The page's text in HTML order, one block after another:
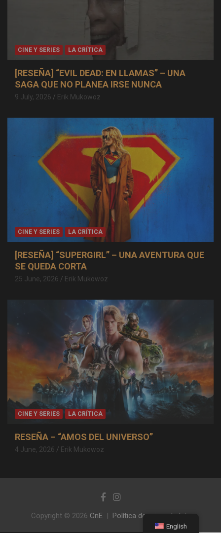
CINE Y SERIES LA CRÍTICA
[RESEÑA] “EVIL DEAD: EN LLAMAS” – UNA
SAGA QUE NO PLANEA IRSE NUNCA
9 July, 2026 Erik Mukowoz
CINE Y SERIES LA CRÍTICA
[RESEÑA] “SUPERGIRL” – UNA AVENTURA QUE
SE QUEDA CORTA
25 June, 2026 Erik Mukowoz
CINE Y SERIES LA CRÍTICA
RESEÑA – “AMOS DEL UNIVERSO”
4 June, 2026 Erik Mukowoz
Copyright © 2026 CnE Política de privacidad
English